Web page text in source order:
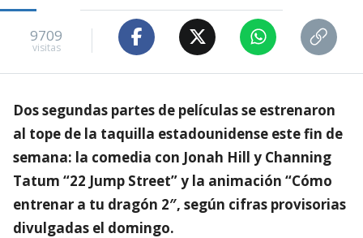
9709
visitas
Dos segundas partes de películas se estrenaron
al tope de la taquilla estadounidense este fin de
semana: la comedia con Jonah Hill y Channing
Tatum “22 Jump Street” y la animación “Cómo
entrenar a tu dragón 2″, según cifras provisorias
divulgadas el domingo.